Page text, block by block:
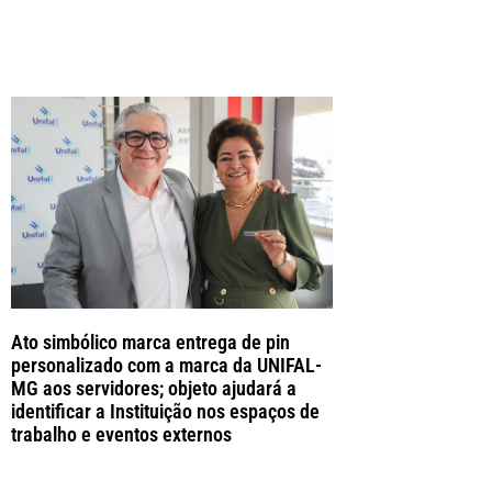
Ato simbólico marca entrega de pin
personalizado com a marca da UNIFAL-
MG aos servidores; objeto ajudará a
identificar a Instituição nos espaços de
trabalho e eventos externos